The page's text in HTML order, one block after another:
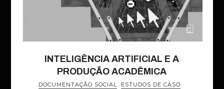
INTELIGÊNCIA ARTIFICIAL E A
PRODUÇÃO ACADÊMICA
DOCUMENTAÇÃO SOCIAL
ESTUDOS DE CASO